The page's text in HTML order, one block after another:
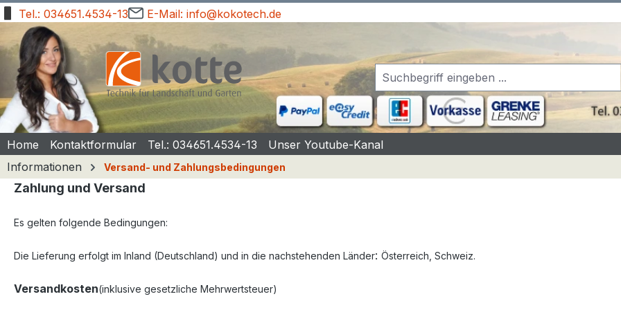
Zur Hauptnavigation springen
Tel.: 034651.4534-13 E-Mail: info@kokotech.de
Home Kontaktformular Tel.: 034651.4534-13
Unser Youtube-Kanal
Informationen
Versand- und Zahlungsbedingungen
Zahlung und Versand
Es gelten folgende Bedingungen:
Die Lieferung erfolgt im Inland (Deutschland) und in die nachstehenden Länder: Österreich, Schweiz.
Versandkosten(inklusive gesetzliche Mehrwertsteuer)